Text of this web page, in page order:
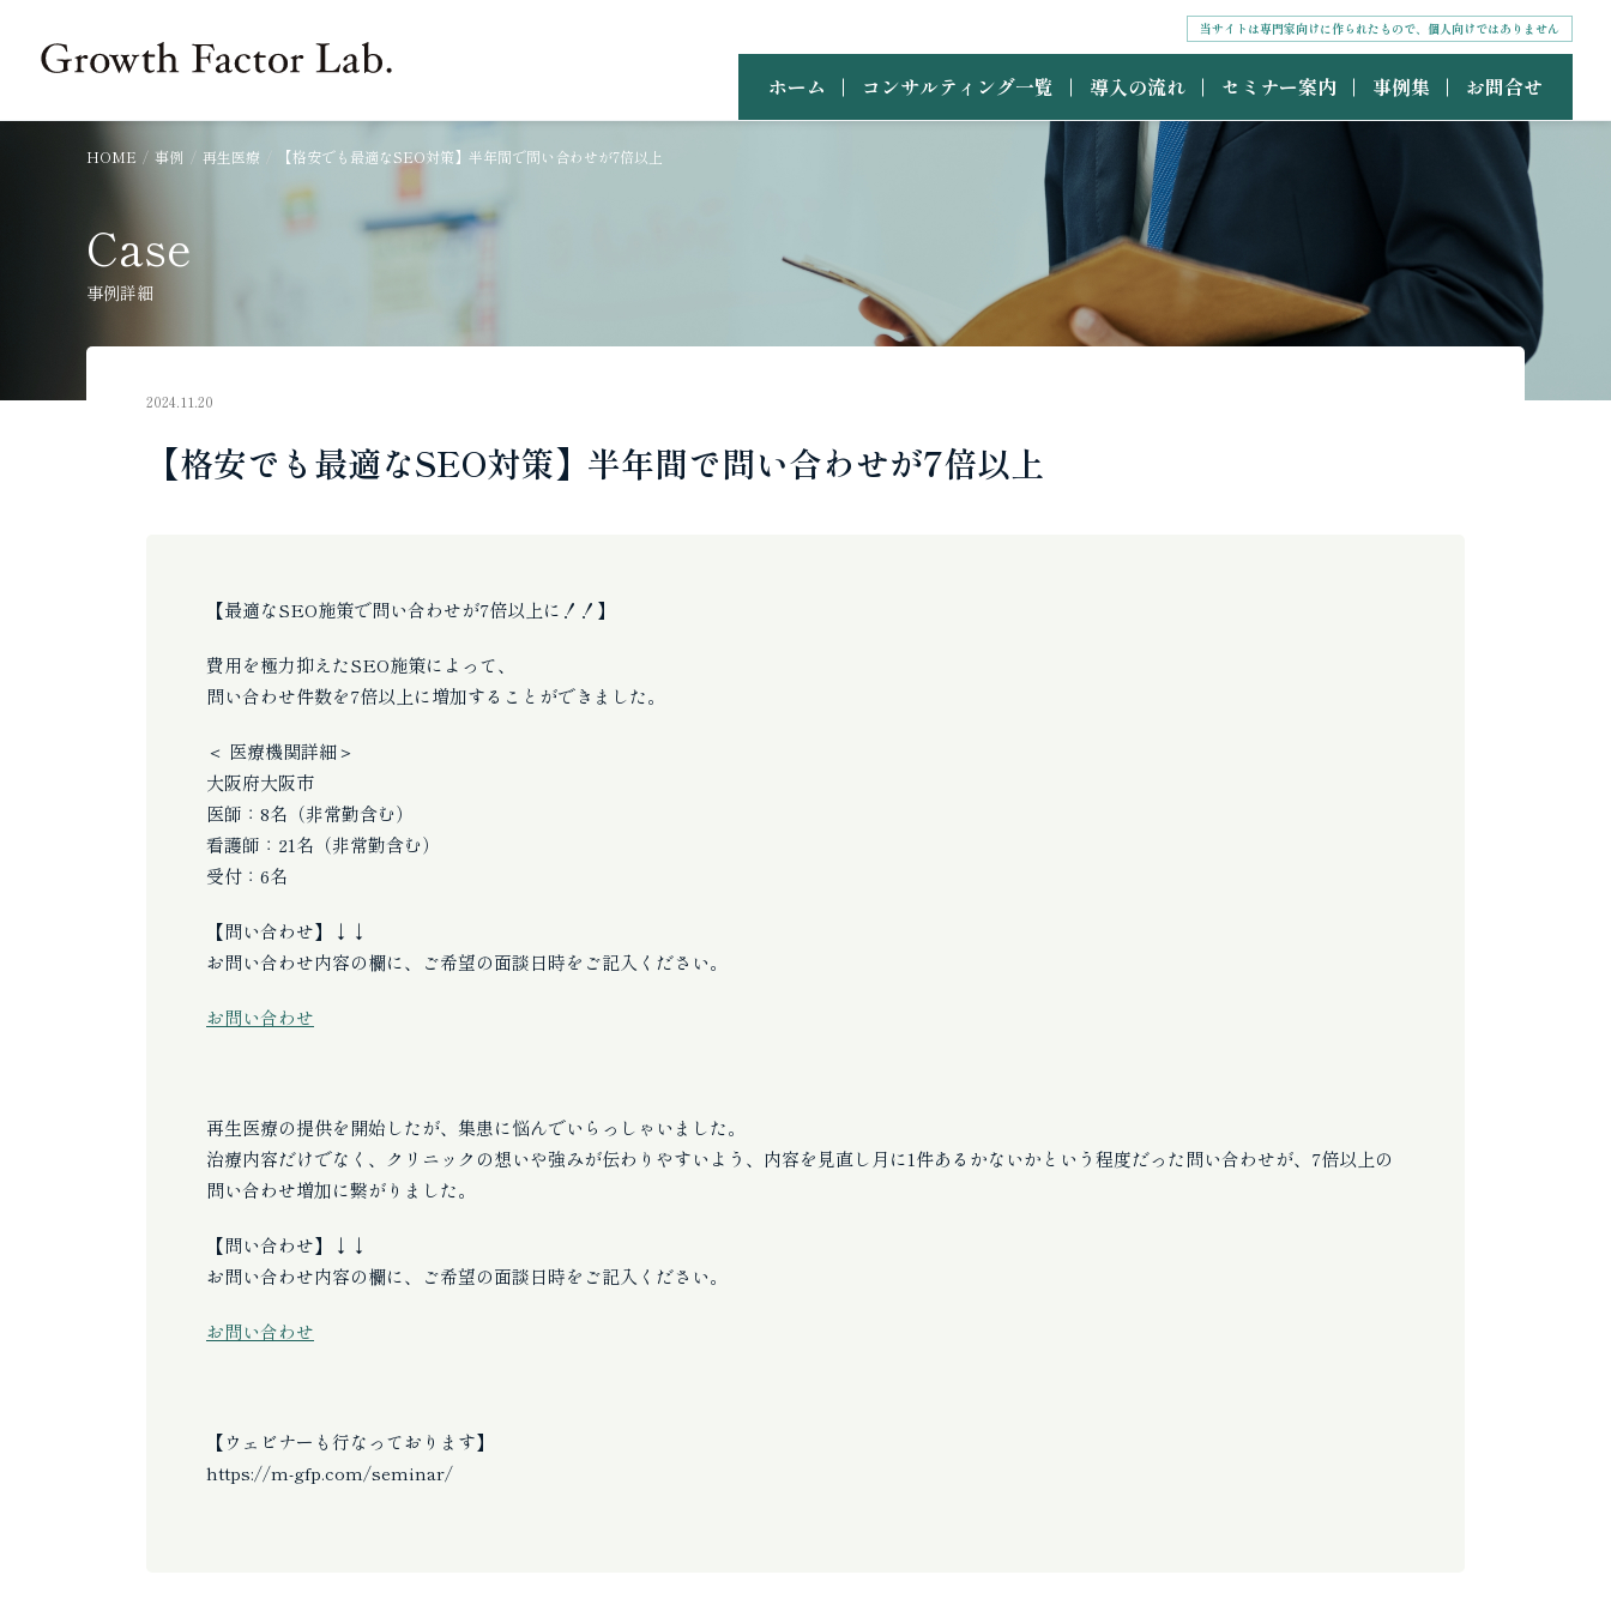
当サイトは専門家向けに作られたもので、個人向けではありません
ホーム コンサルティング一覧 導入の流れ セミナー案内 事例集 お問合せ
HOME 事例 再生医療 【格安でも最適なSEO対策】半年間で問い合わせが7倍以上
Case
事例詳細
2024.11.20
【格安でも最適なSEO対策】半年間で問い合わせが7倍以上
【最適なSEO施策で問い合わせが7倍以上に！！】
費用を極力抑えたSEO施策によって、
問い合わせ件数を7倍以上に増加することができました。
＜ 医療機関詳細＞
大阪府大阪市
医師：8名（非常勤含む）
看護師：21名（非常勤含む）
受付：6名
【問い合わせ】↓↓
お問い合わせ内容の欄に、ご希望の面談日時をご記入ください。
お問い合わせ
再生医療の提供を開始したが、集患に悩んでいらっしゃいました。
治療内容だけでなく、クリニックの想いや強みが伝わりやすいよう、内容を見直し月に1件あるかないかという程度だった問い合わせが、7倍以上の
問い合わせ増加に繋がりました。
【問い合わせ】↓↓
お問い合わせ内容の欄に、ご希望の面談日時をご記入ください。
お問い合わせ
【ウェビナーも行なっております】
https://m-gfp.com/seminar/